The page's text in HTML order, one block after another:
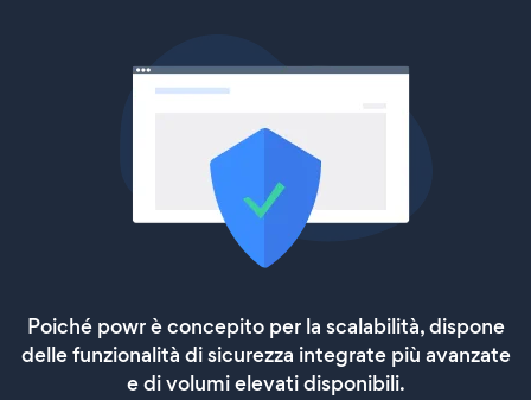
Poiché powr è concepito per la scalabilità, dispone
delle funzionalità di sicurezza integrate più avanzate
e di volumi elevati disponibili.